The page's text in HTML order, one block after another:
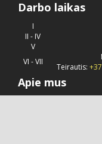
Darbo laikas
I
II - IV
V
VI - VII
Teirautis:
Apie mus